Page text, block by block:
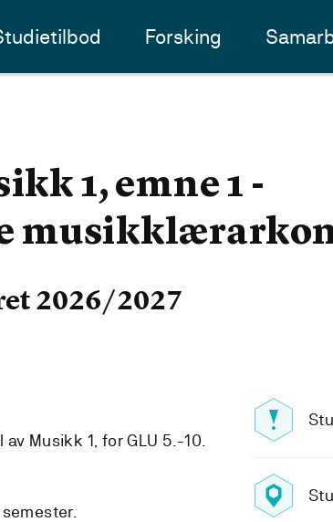
Forsking
1, emne 1 -
2026/2027
Musikk 1, for GLU 5.-10.